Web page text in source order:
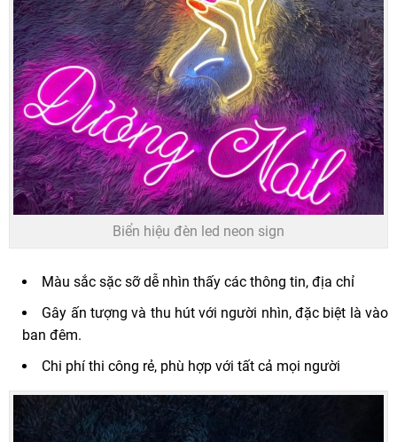
Biển hiệu đèn led neon sign
Màu sắc sặc sỡ dễ nhìn thấy các thông tin, địa chỉ
Gây ấn tượng và thu hút với người nhìn, đặc biệt là vào
ban đêm.
Chi phí thi công rẻ, phù hợp với tất cả mọi người